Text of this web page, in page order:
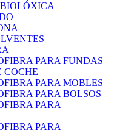
PARA FUNDAS
COCHE
PARA MOBLES
PARA BOLSOS
PARA
PARA